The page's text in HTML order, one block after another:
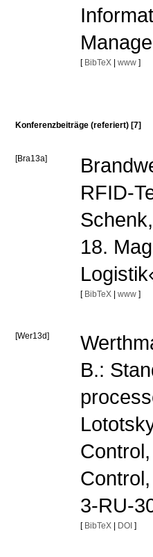
[ BibTeX| www ]
Konferenzbeiträge (referiert) [7]
[Bra13a]
RFID-
18.
[ BibTeX| www ]
[Wer13d]
B.:
3-RU-
[ BibTeX| DOI ]